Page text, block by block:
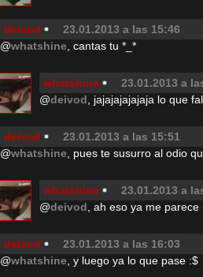
deivod
23.01.2013 a las 15:46
@whatshine , cantas tu *_*
whatshine
23.01.2013 a
@deivod , jajajajajajaja lo que
deivod
23.01.2013 a las 15:51
@whatshine , pues te susurro al odio
whatshine
23.01.2013 a
@deivod , ah eso ya me
deivod
23.01.2013 a las 16:03
@whatshine , y luego ya lo que pase :$